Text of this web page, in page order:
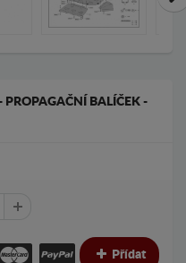
BALÍČEK -
Přídat